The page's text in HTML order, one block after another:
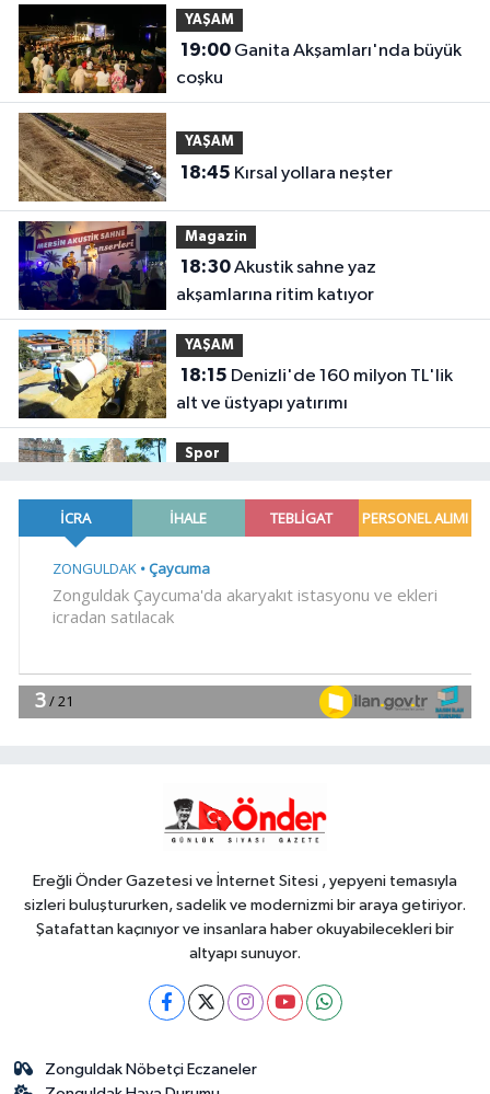
YAŞAM
19:00Ganita Akşamları'nda büyük
coşku
YAŞAM
18:45 Kırsal yollara neşter
Magazin
18:30Akustik sahne yaz
akşamlarına ritim katıyor
YAŞAM
18:15
alt ve üstyapı yatırımı
Spor
İstanbul'da
17:45Ayvalık'ta üretici ve el emeği
17:17
Harmancık'ta da yolları yeniliyor
Ereğli Önder Gazetesi ve İnternet Sitesi , yepyeni temasıyla
sizleri buluştururken, sadelik ve modernizmi bir araya getiriyor.
Şatafattan kaçınıyor ve insanlara haber okuyabilecekleri bir
altyapı sunuyor.
Zonguldak Nöbetçi Eczaneler